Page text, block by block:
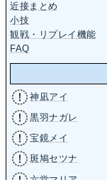
近接まとめ
小技
観戦・リプレイ機能
FAQ
神凪アイ
黒羽ナガレ
宝鏡メイ
斑鳩セツナ